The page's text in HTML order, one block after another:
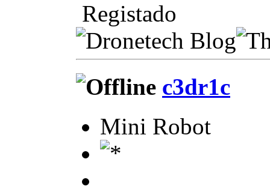
Registado
c3dr1c
Mini Robot